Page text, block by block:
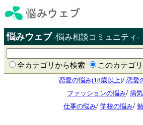
悩みウェブ -悩み相談コミュニティ-
全カテゴリから検索 このカテゴ
恋愛の悩み(18歳以上)/ 恋愛
ファッションの悩み/ 病
仕事の悩み/ 学校の悩み/